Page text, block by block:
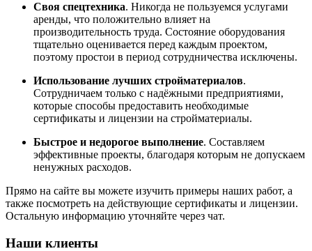
Своя спецтехника. Никогда не пользуемся услугами
аренды, что положительно влияет на
производительность труда. Состояние оборудования
тщательно оценивается перед каждым проектом,
поэтому простои в период сотрудничества исключены.
Использование лучших стройматериалов.
Сотрудничаем только с надёжными предприятиями,
которые способы предоставить необходимые
сертификаты и лицензии на стройматериалы.
Быстрое и недорогое выполнение. Составляем
эффективные проекты, благодаря которым не допускаем
ненужных расходов.
Прямо на сайте вы можете изучить примеры наших работ, а
также посмотреть на действующие сертификаты и лицензии.
Остальную информацию уточняйте через чат.
Наши клиенты